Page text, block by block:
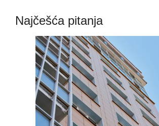
Najčešća pitanja